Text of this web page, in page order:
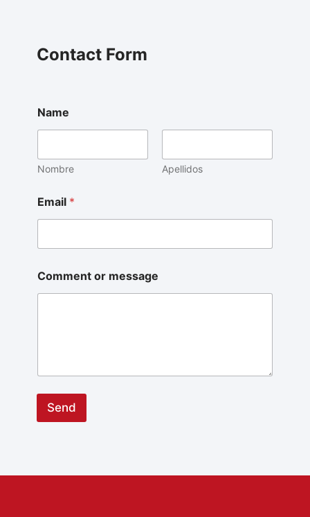
Contact Form
Name
Nombre Apellidos
Email *
Comment or message
Send